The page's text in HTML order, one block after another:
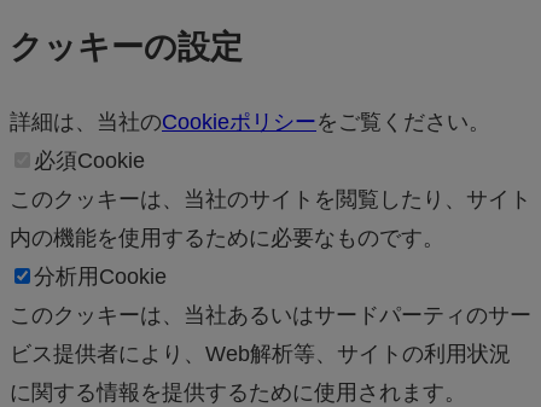
クッキーの設定
詳細は、当社のCookieポリシーをご覧ください。
必須Cookie
このクッキーは、当社のサイトを閲覧したり、サイト
内の機能を使用するために必要なものです。
分析用Cookie
このクッキーは、当社あるいはサードパーティのサー
ビス提供者により、Web解析等、サイトの利用状況
に関する情報を提供するために使用されます。